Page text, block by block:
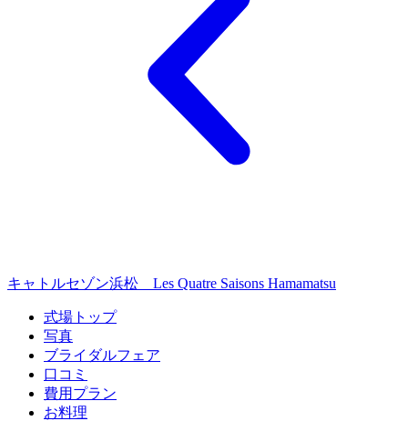
キャトルセゾン浜松 Les Quatre Saisons Hamamatsu
式場トップ
写真
ブライダルフェア
口コミ
費用プラン
お料理